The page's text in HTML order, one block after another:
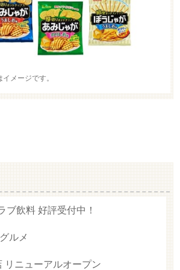
メージです。
ブ飲料 好評受付中！
ルメ
リニューアルオープン